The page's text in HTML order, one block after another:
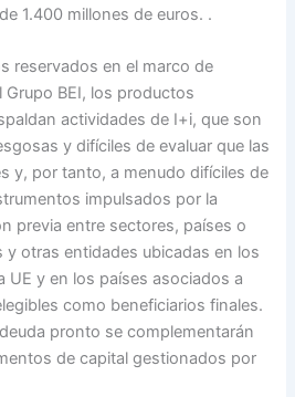
1.400 millones de euros. .
reservados en el marco de
BEI, los productos
actividades de I+i, que son
y difíciles de evaluar que las
y, por tanto, a menudo difíciles de
impulsados ​​por la
previa entre sectores, países o
y otras entidades ubicadas en los
UE y en los países asociados a
como beneficiarios finales.
pronto se complementarán
de capital gestionados por